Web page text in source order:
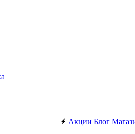
Акции Блог